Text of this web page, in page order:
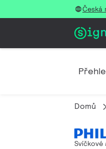
Česká
Domů
Svíčkové